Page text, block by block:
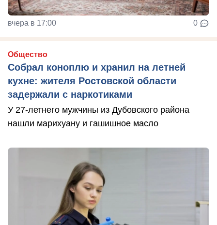
вчера в 17:00 0
Общество
Собрал коноплю и хранил на летней
кухне: жителя Ростовской области
задержали с наркотиками
У 27-летнего мужчины из Дубовского района
нашли марихуану и гашишное масло